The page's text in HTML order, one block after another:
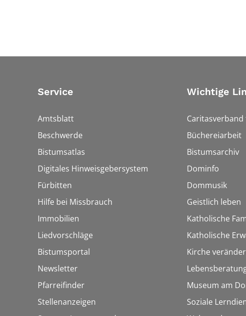
Service
Amtsblatt
Beschwerde
Bistumsatlas
Digitales Hinweisgebersystem
Fürbitten
Hilfe bei Missbrauch
Immobilien
Liedvorschläge
Bistumsportal
Newsletter
Pfarreifinder
Stellenanzeigen
Wichtige
Büchereiarbeit
Bistumsarchiv
Dominfo
Dommusik
Geistlich leben
Katholische
Katholische
Kirche
Museum am
Soziale